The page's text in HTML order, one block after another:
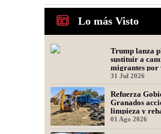
Lo más Visto
Trump lanza
sustituir a
migrantes por
Ejército
31 Jul 2026
Refuerza
Granados
limpieza y
Los Presidentes
01 Ago 2026